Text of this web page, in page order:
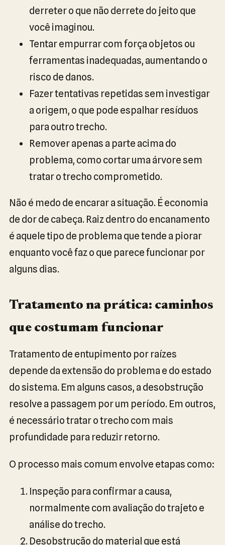
derreter o que não derrete do jeito que
você imaginou.
Tentar empurrar com força objetos ou
ferramentas inadequadas, aumentando o
risco de danos.
Fazer tentativas repetidas sem investigar
a origem, o que pode espalhar resíduos
para outro trecho.
Remover apenas a parte acima do
problema, como cortar uma árvore sem
tratar o trecho comprometido.
Não é medo de encarar a situação. É economia
de dor de cabeça. Raiz dentro do encanamento
é aquele tipo de problema que tende a piorar
enquanto você faz o que parece funcionar por
alguns dias.
Tratamento na prática: caminhos
que costumam funcionar
Tratamento de entupimento por raízes
depende da extensão do problema e do estado
do sistema. Em alguns casos, a desobstrução
resolve a passagem por um período. Em outros,
é necessário tratar o trecho com mais
profundidade para reduzir retorno.
O processo mais comum envolve etapas como:
Inspeção para confirmar a causa,
normalmente com avaliação do trajeto e
análise do trecho.
Desobstrução do material que está